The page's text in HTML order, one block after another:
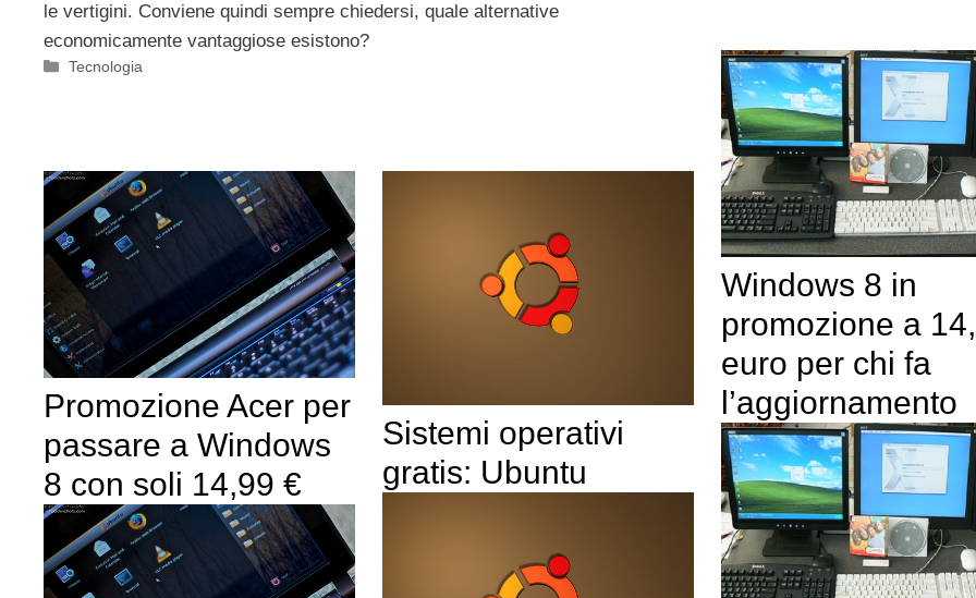
le vertigini. Conviene quindi sempre chiedersi, quale alternative
economicamente vantaggiose esistono?
Categorie
Tecnologia
Windows 8 in
promozione a
euro per chi fa
l’aggiornamento
Promozione Acer per
passare a Windows
8 con soli 14,99 €
Sistemi operativi
gratis: Ubuntu